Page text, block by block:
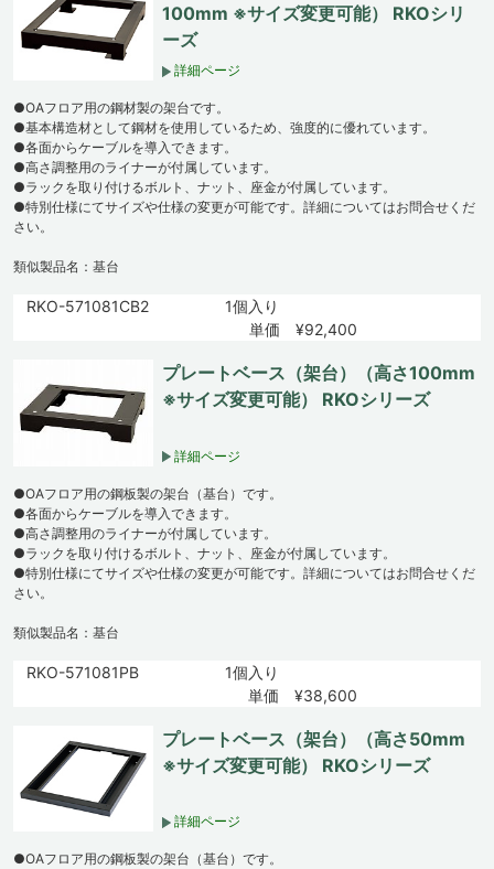
100mm ※サイズ変更可能） RKOシリ
ーズ
詳細ページ
●OAフロア用の鋼材製の架台です。
●基本構造材として鋼材を使用しているため、強度的に優れています。
●各面からケーブルを導入できます。
●高さ調整用のライナーが付属しています。
●ラックを取り付けるボルト、ナット、座金が付属しています。
●特別仕様にてサイズや仕様の変更が可能です。詳細についてはお問合せくだ
さい。
類似製品名：基台
RKO-571081CB2
1個入り
単価 ¥92,400
プレートベース（架台）（高さ100mm
※サイズ変更可能） RKOシリーズ
詳細ページ
●OAフロア用の鋼板製の架台（基台）です。
●各面からケーブルを導入できます。
●高さ調整用のライナーが付属しています。
●ラックを取り付けるボルト、ナット、座金が付属しています。
●特別仕様にてサイズや仕様の変更が可能です。詳細についてはお問合せくだ
さい。
類似製品名：基台
RKO-571081PB
1個入り
単価 ¥38,600
プレートベース（架台）（高さ50mm
※サイズ変更可能） RKOシリーズ
詳細ページ
●OAフロア用の鋼板製の架台（基台）です。